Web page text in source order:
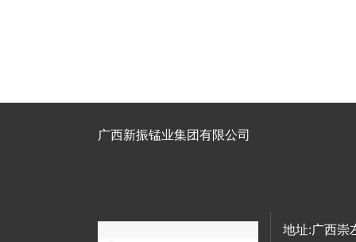
广西新振锰业集团有限公司
地址:广西崇